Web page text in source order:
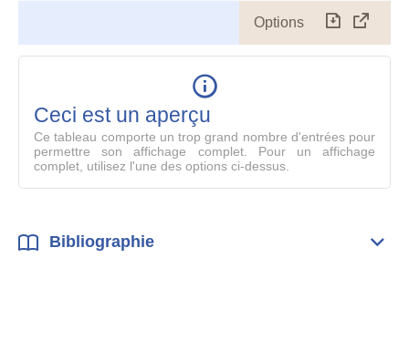
Options
le
Ceci est un aperçu
Ce tableau comporte un trop grand nombre d'entrées pour
permettre son affichage complet. Pour un affichage
complet, utilisez l'une des options ci-dessus.
Bibliographie